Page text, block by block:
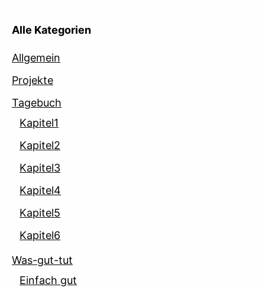
Alle Kategorien
Allgemein
Projekte
Tagebuch
Kapitel1
Kapitel2
Kapitel3
Kapitel4
Kapitel5
Kapitel6
Was-gut-tut
Einfach gut